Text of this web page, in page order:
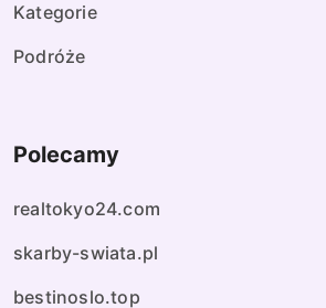
Kategorie
Podróże
Polecamy
realtokyo24.com
skarby-swiata.pl
bestinoslo.top